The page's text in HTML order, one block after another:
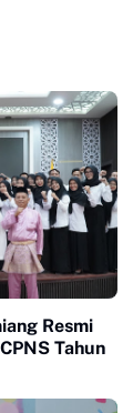
Resmi
Tahun